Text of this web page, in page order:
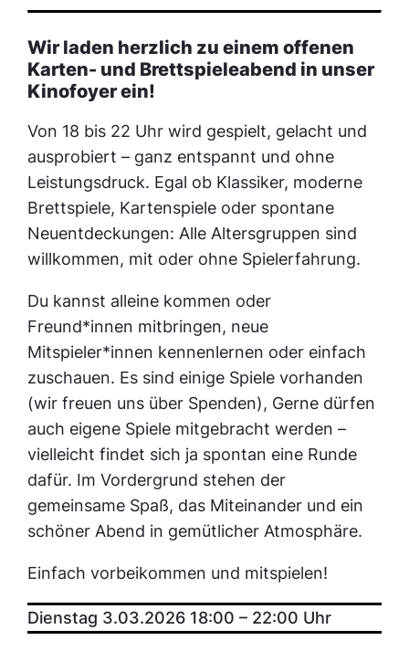
Wir laden herzlich zu einem offenen
Karten- und Brettspieleabend in unser
Kinofoyer ein!
Von 18 bis 22 Uhr wird gespielt, gelacht und
ausprobiert – ganz entspannt und ohne
Leistungsdruck. Egal ob Klassiker, moderne
Brettspiele, Kartenspiele oder spontane
Neuentdeckungen: Alle Altersgruppen sind
willkommen, mit oder ohne Spielerfahrung.
Du kannst alleine kommen oder
Freund*innen mitbringen, neue
Mitspieler*innen kennenlernen oder einfach
zuschauen. Es sind einige Spiele vorhanden
(wir freuen uns über Spenden), Gerne dürfen
auch eigene Spiele mitgebracht werden –
vielleicht findet sich ja spontan eine Runde
dafür. Im Vordergrund stehen der
gemeinsame Spaß, das Miteinander und ein
schöner Abend in gemütlicher Atmosphäre.
Einfach vorbeikommen und mitspielen!
Dienstag 3.03.2026 18:00 – 22:00 Uhr